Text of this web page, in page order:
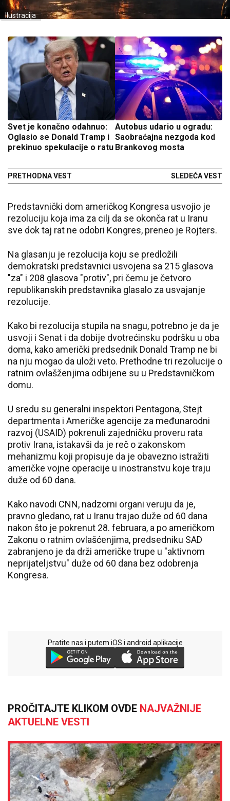
Ilustracija
Svet je konačno odahnuo:
Oglasio se Donald Tramp i
prekinuo spekulacije o ratu
PRETHODNA VEST
Autobus udario u ogradu:
Saobraćajna nezgoda kod
Brankovog mosta
SLEDEĆA VEST
Predstavnički dom američkog Kongresa usvojio je
rezoluciju koja ima za cilj da se okonča rat u Iranu
sve dok taj rat ne odobri Kongres, preneo je Rojters.
Na glasanju je rezolucija koju se predložili
demokratski predstavnici usvojena sa 215 glasova
"za" i 208 glasova "protiv", pri čemu je četvoro
republikanskih predstavnika glasalo za usvajanje
rezolucije.
Kako bi rezolucija stupila na snagu, potrebno je da je
usvoji i Senat i da dobije dvotrećinsku podršku u oba
doma, kako američki predsednik Donald Tramp ne bi
na nju mogao da uloži veto. Prethodne tri rezolucije o
ratnim ovlašženjima odbijene su u Predstavničkom
domu.
U sredu su generalni inspektori Pentagona, Stejt
departmenta i Američke agencije za međunarodni
razvoj (USAID) pokrenuli zajedničku proveru rata
protiv Irana, istakavši da je reč o zakonskom
mehanizmu koji propisuje da je obavezno istražiti
američke vojne operacije u inostranstvu koje traju
duže od 60 dana.
Kako navodi CNN, nadzorni organi veruju da je,
pravno gledano, rat u Iranu trajao duže od 60 dana
nakon što je pokrenut 28. februara, a po američkom
Zakonu o ratnim ovlašćenjima, predsedniku SAD
zabranjeno je da drži američke trupe u "aktivnom
neprijateljstvu" duže od 60 dana bez odobrenja
Kongresa.
Pratite nas i putem iOS i android aplikacije
PROČITAJTE KLIKOM OVDE NAJVAŽNIJE
AKTUELNE VESTI